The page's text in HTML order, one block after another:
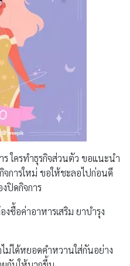
รใครทำธุรกิจส่วนตัว ขอแนะนำ
จการใหม่ ขอให้ชะลอไปก่อนดี
ปิดกิจการ
งซื้อค่าอาหารเสริม ยาบำรุง
ม่ได้หยอดคำหวานใส่กันอย่าง